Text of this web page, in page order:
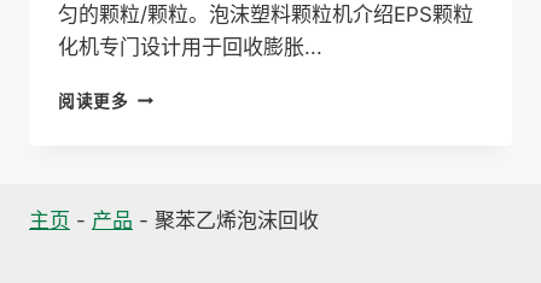
匀的颗粒/颗粒。泡沫塑料颗粒机介绍EPS颗粒
化机专门设计用于回收膨胀...
阅读更多 泡
粒
主页 - 产品 - 聚苯乙烯泡沫回收